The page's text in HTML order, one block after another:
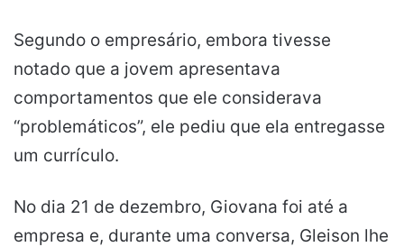
Segundo o empresário, embora tivesse
notado que a jovem apresentava
comportamentos que ele considerava
“problemáticos”, ele pediu que ela entregasse
um currículo.
No dia 21 de dezembro, Giovana foi até a
empresa e, durante uma conversa, Gleison lhe